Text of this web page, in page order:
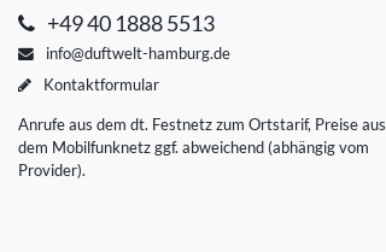
+49 40 1888 5513
info@duftwelt-hamburg.de
Kontaktformular
Anrufe aus dem dt. Festnetz zum Ortstarif, Preise aus
dem Mobilfunknetz ggf. abweichend (abhängig vom
Provider).